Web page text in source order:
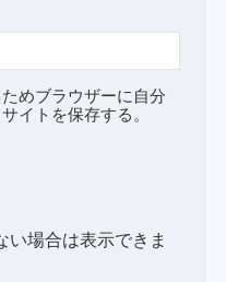
めブラウザーに自分
イトを保存する。
い場合は表示できま